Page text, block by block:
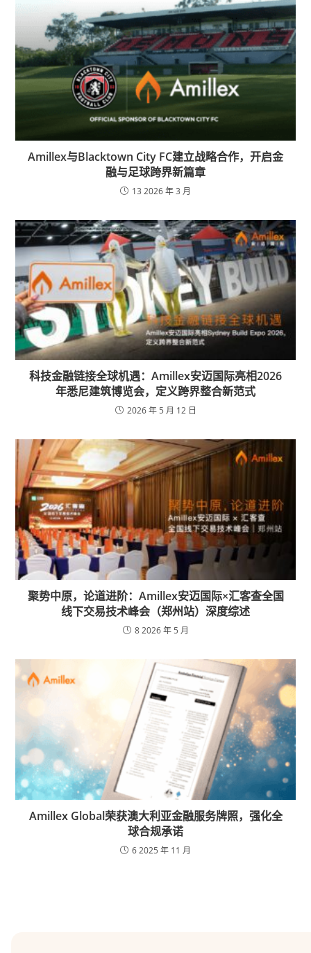
Amillex与Blacktown City FC建立战略合作，开启金
融与足球跨界新篇章
13 2026 年 3 月
科技金融链接全球机遇：Amillex安迈国际亮相2026
年悉尼建筑博览会，定义跨界整合新范式
2026 年 5 月 12 日
聚势中原，论道进阶：Amillex安迈国际×汇客查全国
线下交易技术峰会（郑州站）深度综述
8 2026 年 5 月
Amillex Global荣获澳大利亚金融服务牌照，强化全
球合规承诺
6 2025 年 11 月